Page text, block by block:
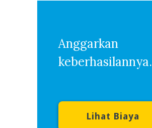
Anggarkan
keberhasilannya.
Lihat Biaya